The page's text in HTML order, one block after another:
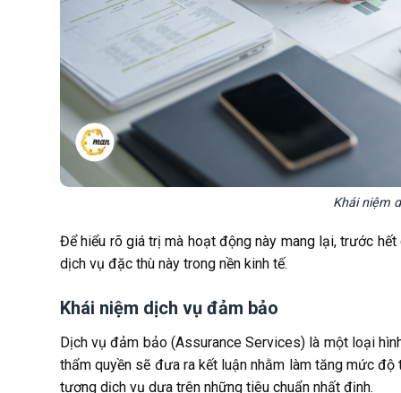
Khái niệm
Để hiểu rõ giá trị mà hoạt động này mang lại, trước
dịch vụ đặc thù này trong nền kinh tế.
Khái niệm dịch vụ đảm bảo
Dịch vụ đảm bảo (Assurance Services) là một loại
thẩm quyền sẽ đưa ra kết luận nhằm làm tăng mức
tượng dịch vụ dựa trên những tiêu chuẩn nhất định.